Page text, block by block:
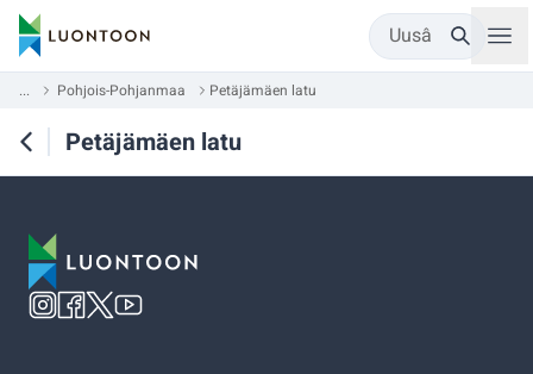
Uusâ
... Pohjois-Pohjanmaa Petäjämäen latu
Petäjämäen latu